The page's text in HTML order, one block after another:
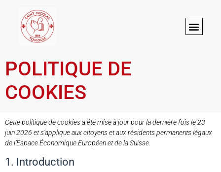
POLITIQUE DE
COOKIES
Cette politique de cookies a été mise à jour pour la dernière fois le 23
juin 2026 et s’applique aux citoyens et aux résidents permanents légaux
de l’Espace Économique Européen et de la Suisse.
1. Introduction